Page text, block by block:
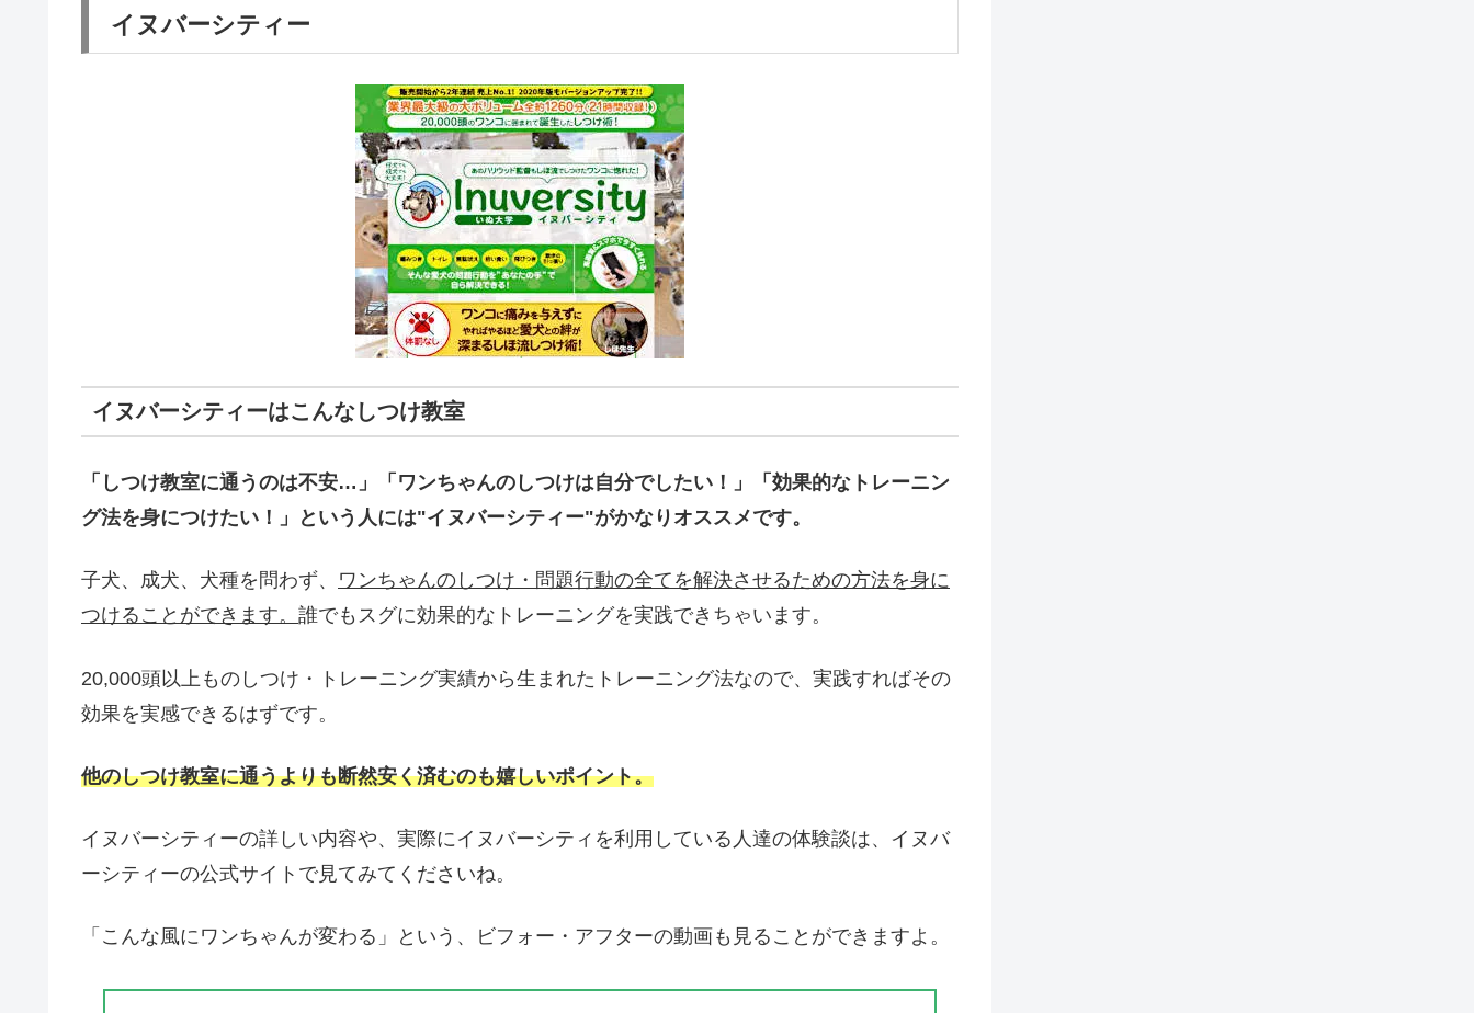
イヌバーシティー
イヌバーシティーはこんなしつけ教室
「しつけ教室に通うのは不安…」「ワンちゃんのしつけは自分でしたい！」「効果的なトレーニン
グ法を身につけたい！」という人には"イヌバーシティー"がかなりオススメです。
子犬、成犬、犬種を問わず、 ワンちゃんのしつけ・問題行動の全てを解決させるための方法を身に
つけることができます。 誰でもスグに効果的なトレーニングを実践できちゃいます。
20,000頭以上ものしつけ・トレーニング実績から生まれたトレーニング法なので、実践すればその
効果を実感できるはずです。
他のしつけ教室に通うよりも断然安く済むのも嬉しいポイント。
イヌバーシティーの詳しい内容や、実際にイヌバーシティを利用している人達の体験談は、イヌバ
ーシティーの公式サイトで見てみてくださいね。
「こんな風にワンちゃんが変わる」という、ビフォー・アフターの動画も見ることができますよ。